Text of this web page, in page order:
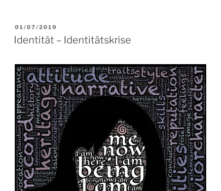
VERÖFFENTLICHT
AM
01/07/2019
Identität – Identitätskrise